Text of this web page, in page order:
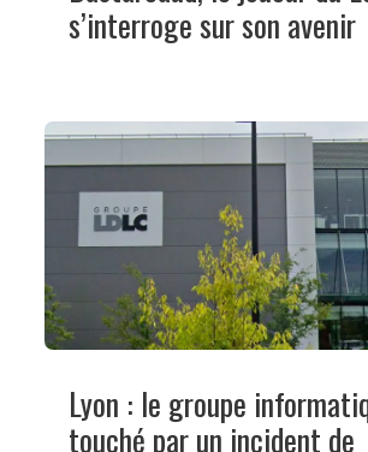
s’interroge sur son avenir
Lyon : le groupe
touché par un incident de